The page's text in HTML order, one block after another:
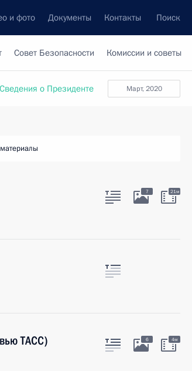
и фото Документы Контакты Поиск
Совет Безопасности Комиссии и советы
март, 2020
Сведения о Президенте
7 21м
ТАСС) 6 4м